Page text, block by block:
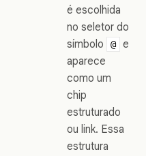
é escolhida
no seletor do
símbolo
@
e
aparece
como um
chip
estruturado
ou link. Essa
estrutura